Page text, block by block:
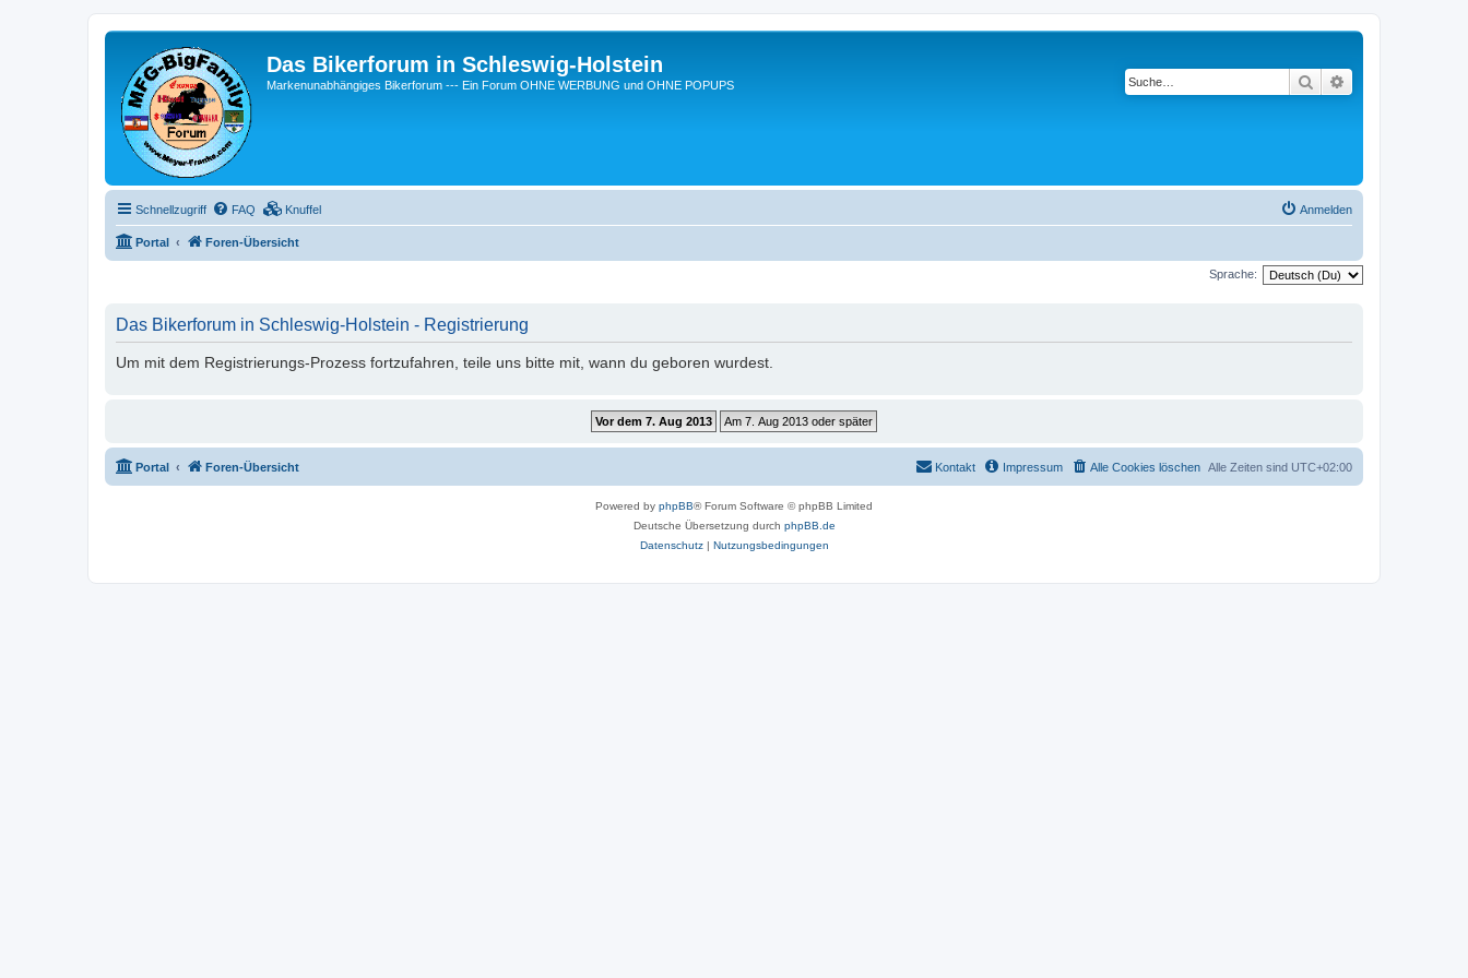
Das Bikerforum in Schleswig-Holstein
Markenunabhängiges Bikerforum --- Ein Forum OHNE WERBUNG und OHNE POPUPS Suche
Schnellzugriff FAQ Knuffel Anmelden
Portal Foren-Übersicht
Sprache:
Das Bikerforum in Schleswig-Holstein - Registrierung
Um mit dem Registrierungs-Prozess fortzufahren, teile uns bitte mit, wann du geboren wurdest.
Portal Foren-Übersicht Alle Zeiten sind UTC+02:00
Alle Cookies löschen
Impressum
Kontakt
Powered by phpBB® Forum Software © phpBB Limited
Deutsche Übersetzung durch phpBB.de
Datenschutz| Nutzungsbedingungen